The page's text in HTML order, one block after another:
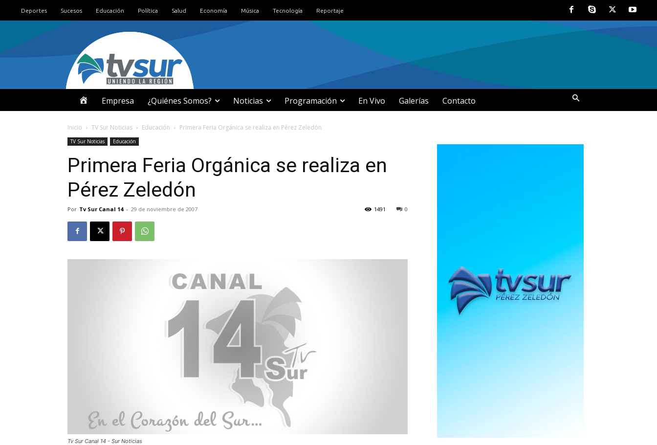
Deportes Sucesos Educación Política Salud Economía Música Tecnología Reportaje
N
I
C
I
Empresa ¿Quiénes Somos? Noticias Programación En Vivo Galerías Contacto
Inicio TV Sur Noticias Educación Primera Feria Orgánica se realiza en Pérez Zeledón
TV Sur Noticias Educación
Primera Feria Orgánica se realiza en
Pérez Zeledón
Por Tv Sur Canal 14 - 29 de noviembre de 2007 0
1491
Tv Sur Canal 14 - Sur Noticias